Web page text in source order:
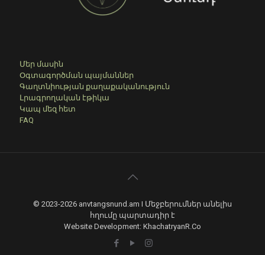
Մեր մասին
Օգտագործման պայմաններ
Գաղտնիության քաղաքականություն
Լրագրողական էթիկա
Կապ մեզ հետ
FAQ
© 2023-2026 anvtangsnund.am I Մեջբերումներ անելիս
հղումը պարտադիր է
Website Development: KhachatryanR.Co